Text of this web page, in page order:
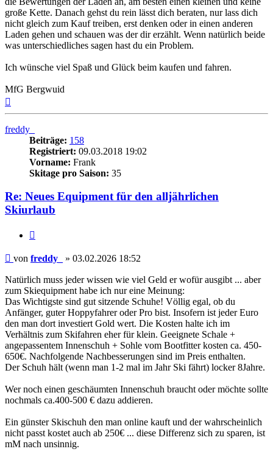
große Kette. Danach gehst du rein lässt dich beraten, nur lass dich
nicht gleich zum Kauf treiben, erst denken oder in einen anderen
Laden gehen und schauen was der dir erzählt. Wenn natürlich beide
was unterschiedliches sagen hast du ein Problem.
Ich wünsche viel Spaß und Glück beim kaufen und fahren.
MfG Bergwuid
freddy_
Beiträge: 158
Registriert: 09.03.2018 19:02
Vorname: Frank
Skitage pro Saison: 35
Re: Neues Equipment für den alljährlichen
Skiurlaub
Beitrag
von freddy_ » 03.02.2026 18:52
Natürlich muss jeder wissen wie viel Geld er wofür ausgibt ... aber
zum Skiequipment habe ich nur eine Meinung:
Das Wichtigste sind gut sitzende Schuhe! Völlig egal, ob du
Anfänger, guter Hoppyfahrer oder Pro bist. Insofern ist jeder Euro
den man dort investiert Gold wert. Die Kosten halte ich im
Verhältnis zum Skifahren eher für klein. Geeignete Schale +
angepassentem Innenschuh + Sohle vom Bootfitter kosten ca. 450-
650€. Nachfolgende Nachbesserungen sind im Preis enthalten.
Der Schuh hält (wenn man 1-2 mal im Jahr Ski fährt) locker 8Jahre.
Wer noch einen geschäumten Innenschuh braucht oder möchte sollte
nochmals ca.400-500 € dazu addieren.
Ein günster Skischuh den man online kauft und der wahrscheinlich
nicht passt kostet auch ab 250€ ... diese Differenz sich zu sparen, ist
mM nach unsinnig.